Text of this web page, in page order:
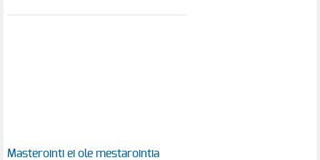
Masterointi ei ole mestarointia